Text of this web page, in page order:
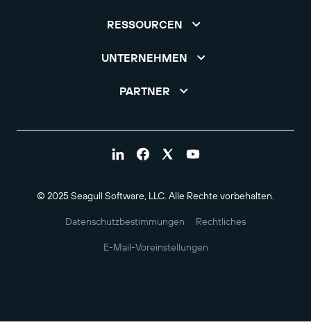
RESSOURCEN
UNTERNEHMEN
PARTNER
© 2025 Seagull Software, LLC. Alle Rechte vorbehalten.
Datenschutzbestimmungen Rechtliches
E-Mail-Voreinstellungen